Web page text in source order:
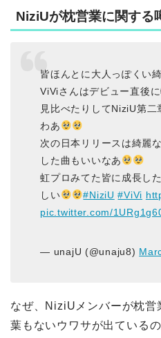
NiziUが枕営業に関する
皆ほんとに大人っぽくい
ViViさんはデビュー直後
見比べたりしてNiziU第二
わあ
次の日本リリースは綺麗
した曲もいいなあ
虹プロみてた皆に成長し
しい
#NiziU #ViVi
pic.twitter.com/
— unajU (@unaju8)
なぜ、NiziUメンバーが枕営
葉もないウワサが出ている